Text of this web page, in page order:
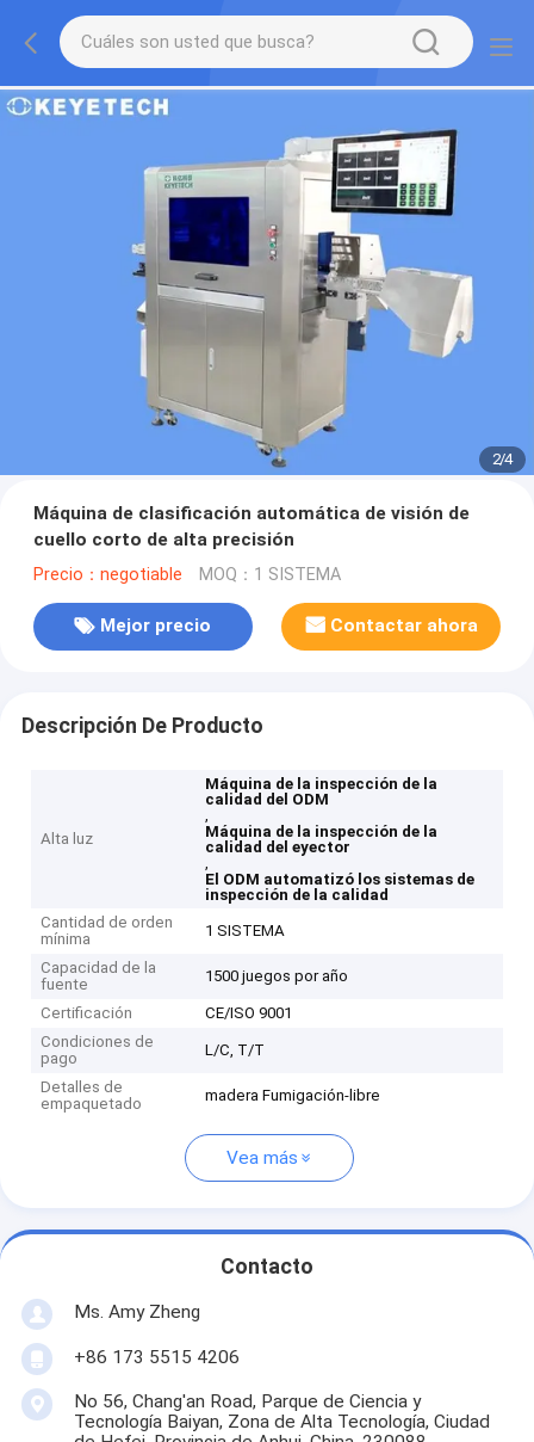
2/4
Máquina de clasificación automática de visión de
cuello corto de alta precisión
Precio：negotiable MOQ：1 SISTEMA
Mejor precio Contactar ahora
Descripción De Producto
Alta luz
Máquina de la inspección de la
calidad del ODM
,
Máquina de la inspección de la
calidad del eyector
,
El ODM automatizó los sistemas de
inspección de la calidad
Cantidad de orden
mínima
1 SISTEMA
Capacidad de la
fuente
1500 juegos por año
Certificación
CE/ISO 9001
Condiciones de
pago
L/C, T/T
Detalles de
empaquetado
madera Fumigación-libre
Vea más
Contacto
Ms. Amy Zheng
+86 173 5515 4206
No 56, Chang'an Road, Parque de Ciencia y
Tecnología Baiyan, Zona de Alta Tecnología, Ciudad